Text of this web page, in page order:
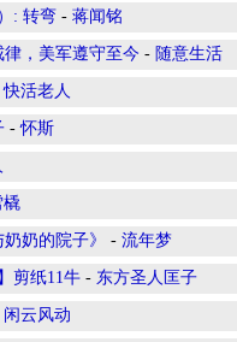
: 转弯 - 蒋闻铭
，美军遵守至今 - 随意生活
快活老人
-怀斯
橇
奶的院子》 - 流年梦
剪纸11牛 - 东方圣人匡子
闲云风动